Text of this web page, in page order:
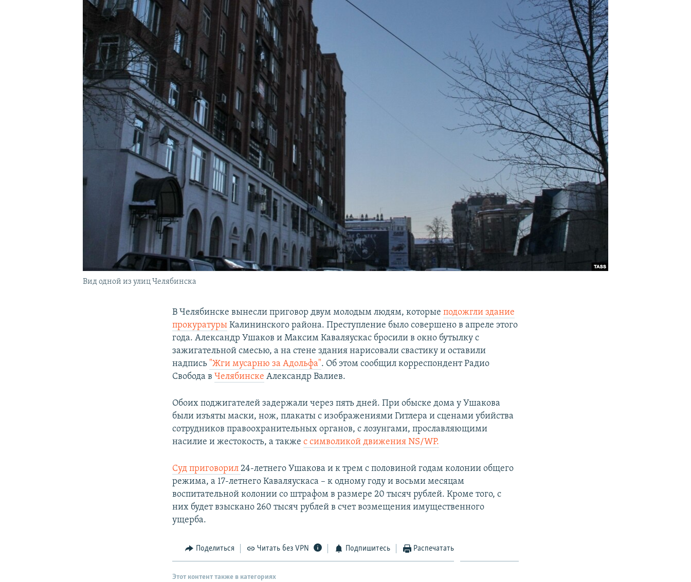
ПОДПИШИТЕСЬ НА РАССЫЛКУ
Вид одной из улиц Челябинска
В Челябинске вынесли приговор двум молодым людям, которыеподожгли здание
прокуратуры Калининского района. Преступление было совершено в апреле этого
года. Александр Ушаков и Максим Каваляускас бросили в окно бутылку с
зажигательной смесью, а на стене здания нарисовали свастику и оставили
надпись "Жги мусарню за Адольфа". Об этом сообщил корреспондент Радио
Свобода вЧелябинске Александр Валиев.
Обоих поджигателей задержали через пять дней. При обыске дома у Ушакова
были изъяты маски, нож, плакаты с изображениями Гитлера и сценами убийства
сотрудников правоохранительных органов, с лозунгами, прославляющими
насилие и жестокость, а такжес символикой движения NS/WP.
Суд приговорил24-летнего Ушакова и к трем с половиной годам колонии общего
режима, а 17-летнего Каваляускаса – к одному году и восьми месяцам
воспитательной колонии со штрафом в размере 20 тысяч рублей. Кроме того, с
них будет взыскано 260 тысяч рублей в счет возмещения имущественного
ущерба.
Поделиться Читать без VPN Подпишитесь Распечатать
Этот контент также в категориях